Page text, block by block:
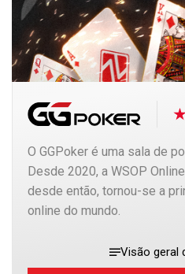
O GGPoker é uma sala de
Desde 2020, a WSOP
desde então, tornou-se a
online do mundo.
Visão geral